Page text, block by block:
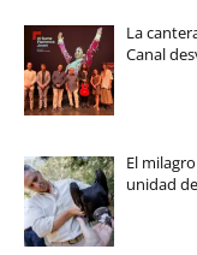
La
Canal
El
unidad